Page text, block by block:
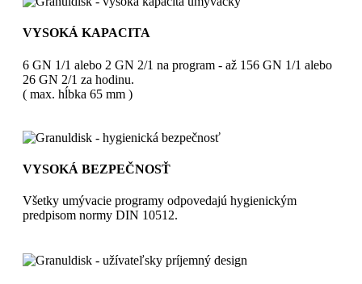
VYSOKÁ KAPACITA
6 GN 1/1 alebo 2 GN 2/1 na program - až 156 GN 1/1 alebo
26 GN 2/1 za hodinu.
( max. hĺbka 65 mm )
VYSOKÁ BEZPEČNOSŤ
Všetky umývacie programy odpovedajú hygienickým
predpisom normy DIN 10512.